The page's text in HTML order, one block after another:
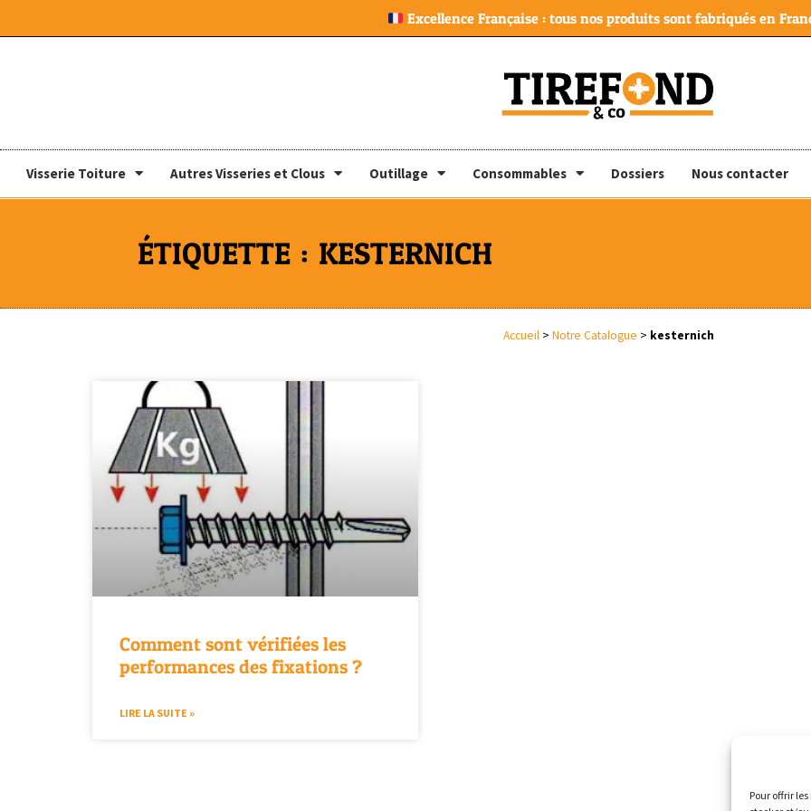
Pour offrir
Excellence Française : tous nos produits sont fabriqués en
Visserie Toiture Autres Visseries et Clous Outillage Consommables Dossiers Nous contacter
ÉTIQUETTE : KESTERNICH
Accueil> Notre Catalogue > kesternich
Comment sont vérifiées les
performances des fixations ?
LIRE LA SUITE »